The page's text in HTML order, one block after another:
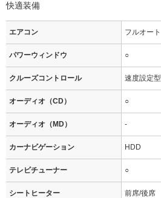
快適装備
エアコン フルオート
パワーウィンドウ ○
クルーズコントロール 速度設定型
オーディオ（CD） ○
オーディオ（MD） -
カーナビゲーション HDD
テレビチューナー ○
シートヒーター 前席/後席